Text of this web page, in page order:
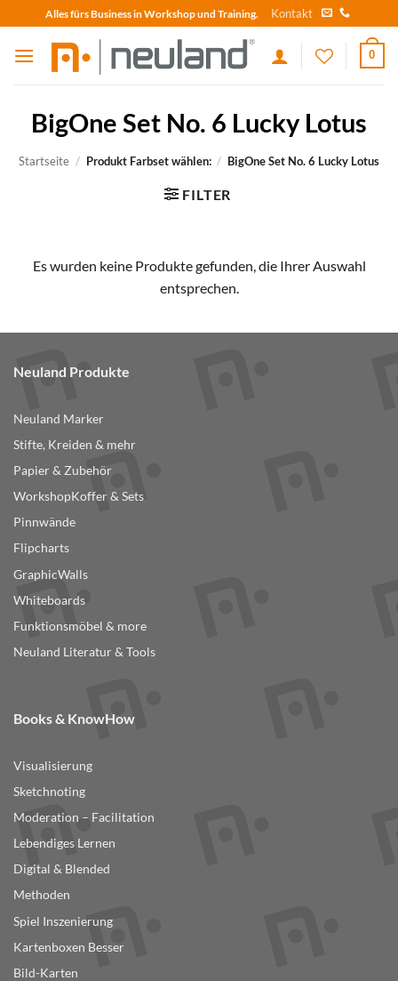
to
content
Alles fürs Business in Workshop und Training. Kontakt
0
BigOne Set No. 6 Lucky Lotus
Startseite / Produkt Farbset wählen: / BigOne Set No. 6 Lucky Lotus
FILTER
Es wurden keine Produkte gefunden, die Ihrer Auswahl
entsprechen.
Neuland Produkte
Neuland Marker
Stifte, Kreiden & mehr
Papier & Zubehör
WorkshopKoffer & Sets
Pinnwände
Flipcharts
GraphicWalls
Whiteboards
Funktionsmöbel & more
Neuland Literatur & Tools
Books & KnowHow
Visualisierung
Sketchnoting
Moderation – Facilitation
Lebendiges Lernen
Digital & Blended
Methoden
Spiel Inszenierung
Kartenboxen Besser
Bild-Karten